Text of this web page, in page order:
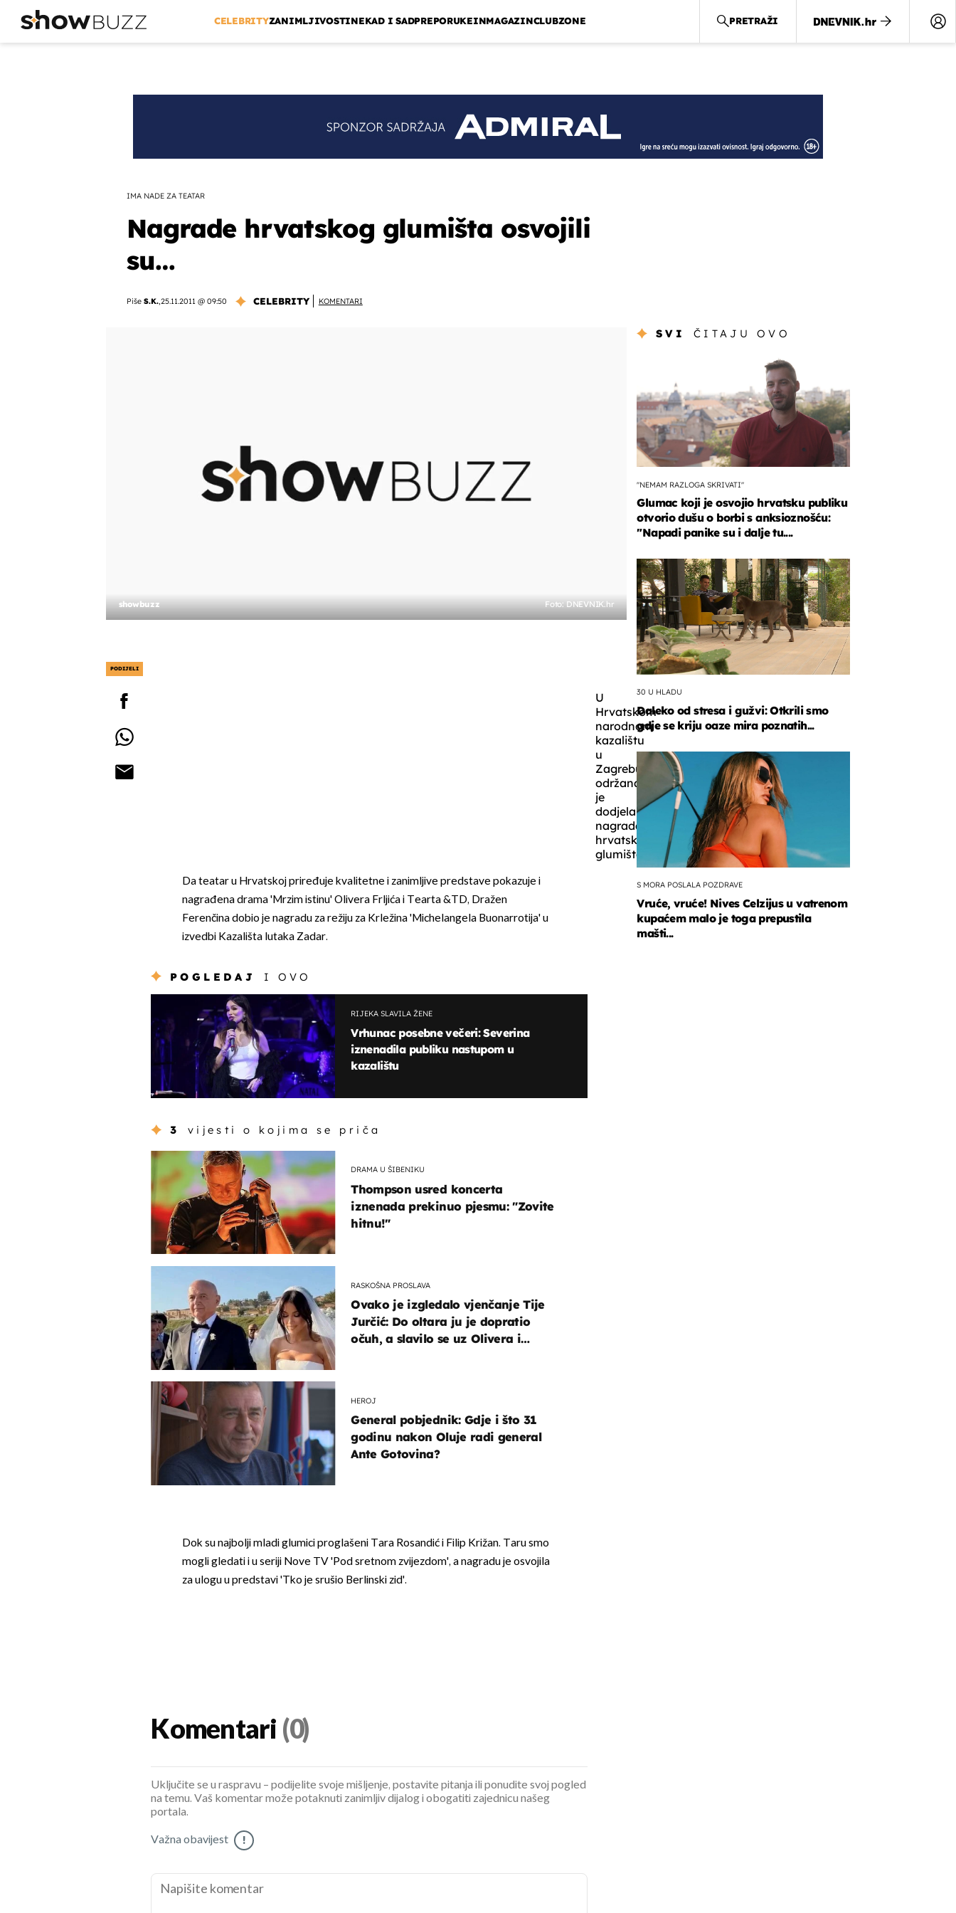
CELEBRITYZANIMLJIVOSTINEKAD I SADPREPORUKEINMAGAZINCLUBZONE PRETRAŽI
IMA NADE ZA TEATAR
Nagrade hrvatskog glumišta osvojili
su…
Piše S.K.,25.11.2011 @ 09:50 CELEBRITY KOMENTARI
showbuzz Foto: DNEVNIK.hr
PODIJELI
U
Hrvatskom
narodnom
kazalištu
u
Zagrebu
održana
je
dodjela
nagrada
hrvatskog
glumišta.
Da teatar u Hrvatskoj priređuje kvalitetne i zanimljive predstave pokazuje i
nagrađena drama 'Mrzim istinu' Olivera Frljića i Tearta &TD, Dražen
Ferenčina dobio je nagradu za režiju za Krležina 'Michelangela Buonarrotija' u
izvedbi Kazališta lutaka Zadar.
POGLEDAJ I OVO
RIJEKA SLAVILA ŽENE
Vrhunac posebne večeri: Severina
iznenadila publiku nastupom u
kazalištu
3 vijesti o kojima se priča
DRAMA U ŠIBENIKU
Thompson usred koncerta
iznenada prekinuo pjesmu: "Zovite
hitnu!"
RASKOŠNA PROSLAVA
Ovako je izgledalo vjenčanje Tije
Jurčić: Do oltara ju je dopratio
očuh, a slavilo se uz Olivera i
HEROJ
General pobjednik: Gdje i što 31
godinu nakon Oluje radi general
Ante Gotovina?
Dok su najbolji mladi glumici proglašeni Tara Rosandić i Filip Križan. Taru smo
mogli gledati i u seriji Nove TV 'Pod sretnom zvijezdom', a nagradu je osvojila
za ulogu u predstavi 'Tko je srušio Berlinski zid'.
SVI ČITAJU OVO
"NEMAM RAZLOGA SKRIVATI"
Glumac koji je osvojio hrvatsku publiku
otvorio dušu o borbi s anksioznošću:
"Napadi panike su i dalje tu....
30 U HLADU
Daleko od stresa i gužvi: Otkrili smo
gdje se kriju oaze mira poznatih...
S MORA POSLALA POZDRAVE
Vruće, vruće! Nives Celzijus u vatrenom
kupaćem malo je toga prepustila
mašti...
Komentari (0)
Uključite se u raspravu – podijelite svoje mišljenje, postavite pitanja ili ponudite svoj pogled
na temu. Vaš komentar može potaknuti zanimljiv dijalog i obogatiti zajednicu našeg
portala.
Važna obavijest !